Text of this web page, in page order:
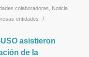
colaboradoras
Noticia
entidades /
asistieron
de la